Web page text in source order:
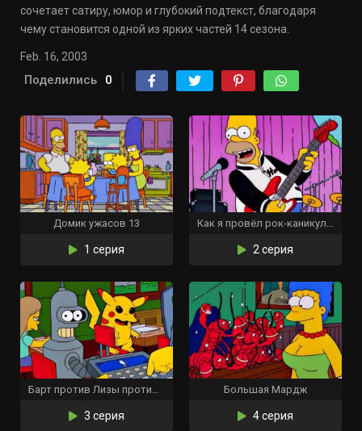
сочетает сатиру, юмор и глубокий подтекст, благодаря
чему становится одной из ярких частей 14 сезона.
Feb. 16, 2003
Поделились 0
Домик ужасов 13
1 серия
Как я провёл рок-каникулы
2 серия
Барт против Лизы против третьего класса
3 серия
Большая Мардж
4 серия